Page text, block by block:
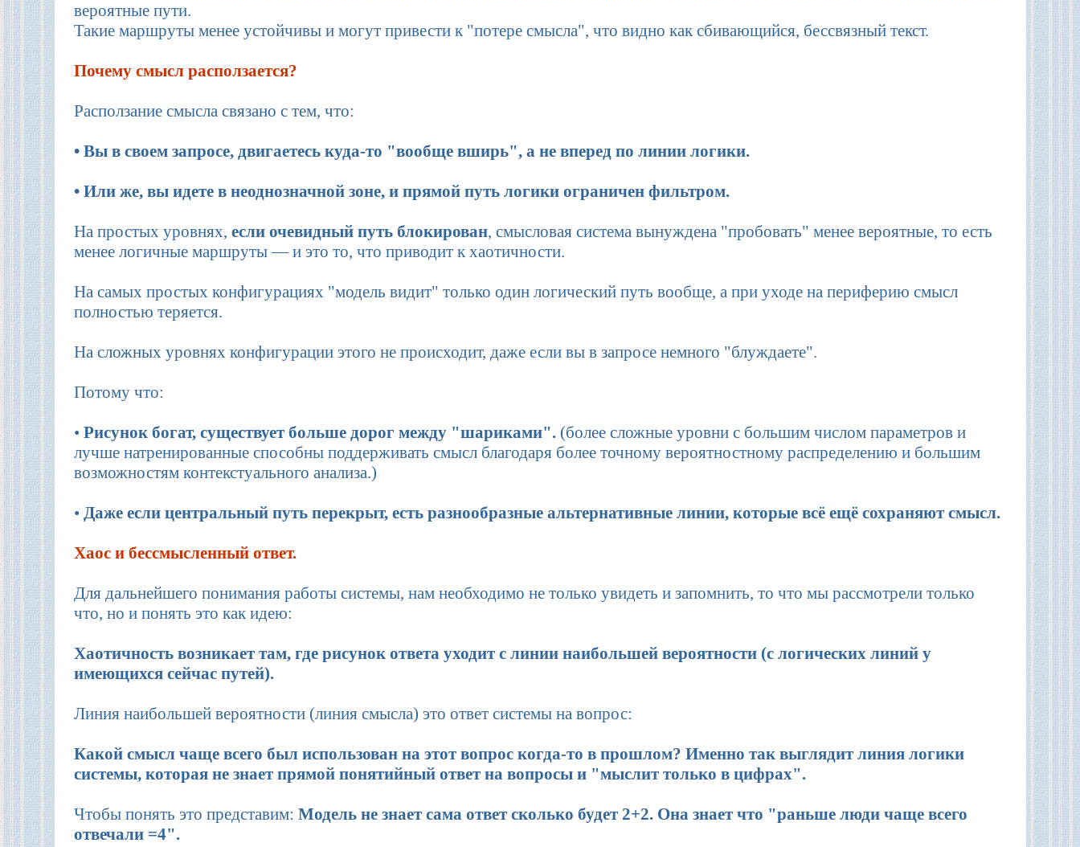
вероятные пути.
Такие маршруты менее устойчивы и могут привести к "потере смысла", что видно как сбивающийся, бессвязный текст.
Почему смысл расползается?
Расползание смысла связано с тем, что:
• Вы в своем запросе, двигаетесь куда-то "вообще вширь", а не вперед по линии логики.
• Или же, вы идете в неоднозначной зоне, и прямой путь логики ограничен фильтром.
На простых уровнях, если очевидный путь блокирован, смысловая система вынуждена "пробовать" менее вероятные, то есть
менее логичные маршруты — и это то, что приводит к хаотичности.
На самых простых конфигурациях "модель видит" только один логический путь вообще, а при уходе на периферию смысл
полностью теряется.
На сложных уровнях конфигурации этого не происходит, даже если вы в запросе немного "блуждаете".
Потому что:
•Рисунок богат, существует больше дорог между "шариками".(более сложные уровни с большим числом параметров и
лучше натренированные способны поддерживать смысл благодаря более точному вероятностному распределению и большим
возможностям контекстуального анализа.)
•Даже если центральный путь перекрыт, есть разнообразные альтернативные линии, которые всё ещё сохраняют смысл.
Хаос и бессмысленный ответ.
Для дальнейшего понимания работы системы, нам необходимо не только увидеть и запомнить, то что мы рассмотрели только
что, но и понять это как идею:
Хаотичность возникает там, где рисунок ответа уходит с линии наибольшей вероятности (с логических линий у
имеющихся сейчас путей).
Линия наибольшей вероятности (линия смысла) это ответ системы на вопрос:
Какой смысл чаще всего был использован на этот вопрос когда-то в прошлом? Именно так выглядит линия логики
системы, которая не знает прямой понятийный ответ на вопросы и "мыслит только в цифрах".
Чтобы понять это представим: Модель не знает сама ответ сколько будет 2+2. Она знает что "раньше люди чаще всего
отвечали =4".